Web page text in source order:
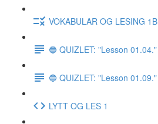
VOKABULAR OG LESING 1B
🔵 QUIZLET: "Lesson 01.04."
🔵 QUIZLET: "Lesson 01.09."
LYTT OG LES 1